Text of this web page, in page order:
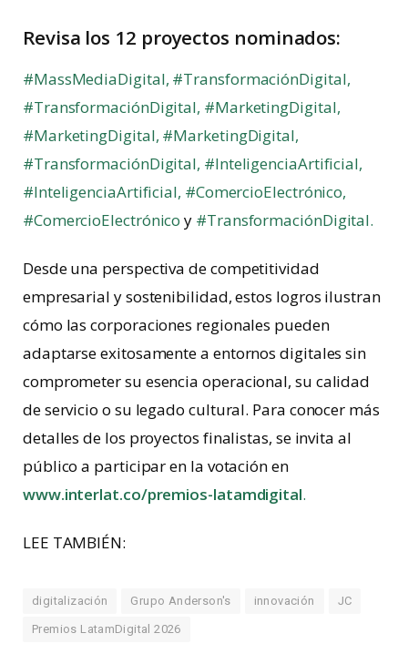
Revisa los 12 proyectos nominados:
#MassMediaDigital, #TransformaciónDigital,
#TransformaciónDigital, #MarketingDigital,
#MarketingDigital, #MarketingDigital,
#TransformaciónDigital, #InteligenciaArtificial,
#InteligenciaArtificial, #ComercioElectrónico,
#ComercioElectrónico y #TransformaciónDigital.
Desde una perspectiva de competitividad
empresarial y sostenibilidad, estos logros ilustran
cómo las corporaciones regionales pueden
adaptarse exitosamente a entornos digitales sin
comprometer su esencia operacional, su calidad
de servicio o su legado cultural. Para conocer más
detalles de los proyectos finalistas, se invita al
público a participar en la votación en
www.interlat.co/premios-latamdigital.
LEE TAMBIÉN:
digitalización Grupo Anderson's innovación JC
Premios LatamDigital 2026